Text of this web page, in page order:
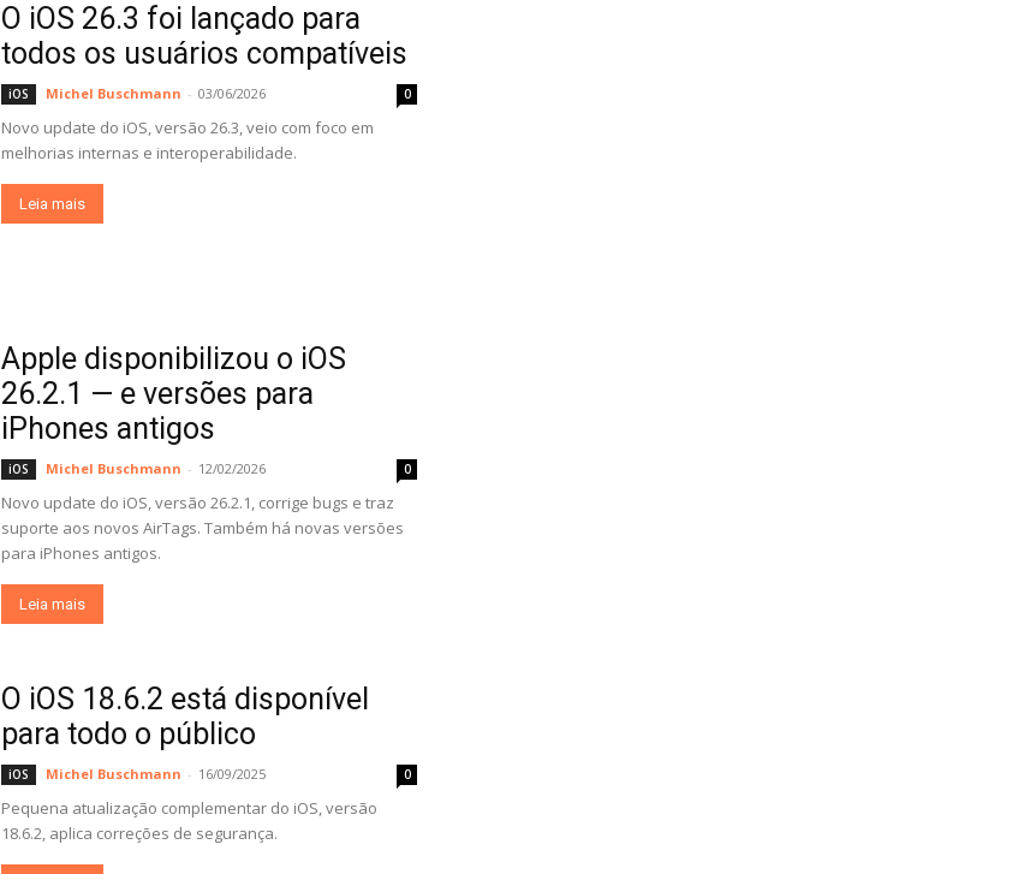
O iOS 26.3 foi lançado para
todos os usuários compatíveis
iOS Michel Buschmann - 03/06/2026 0
Novo update do iOS, versão 26.3, veio com foco em
melhorias internas e interoperabilidade.
Leia mais
Apple disponibilizou o iOS
26.2.1 — e versões para
iPhones antigos
iOS Michel Buschmann - 12/02/2026 0
Novo update do iOS, versão 26.2.1, corrige bugs e traz
suporte aos novos AirTags. Também há novas versões
para iPhones antigos.
Leia mais
O iOS 18.6.2 está disponível
para todo o público
iOS Michel Buschmann - 16/09/2025 0
Pequena atualização complementar do iOS, versão
18.6.2, aplica correções de segurança.